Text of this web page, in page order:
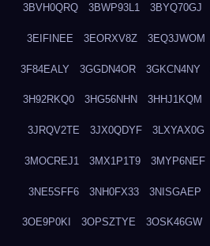
3BVH0QRQ 3BWP93L1 3BYQ70GJ
3EIFINEE 3EORXV8Z 3EQ3JWOM
3F84EALY 3GGDN4OR 3GKCN4NY
3H92RKQ0 3HG56NHN 3HHJ1KQM
3JRQV2TE 3JX0QDYF 3LXYAX0G
3MOCREJ1 3MX1P1T9 3MYP6NEF
3NE5SFF6 3NH0FX33 3NISGAEP
3OE9P0KI 3OPSZTYE 3OSK46GW